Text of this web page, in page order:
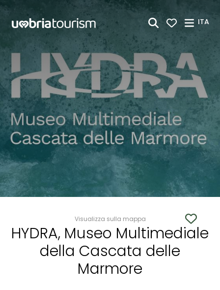
Skip to Main Content
ITA
Visualizza sulla mappa
HYDRA, Museo Multimediale
della Cascata delle
Marmore